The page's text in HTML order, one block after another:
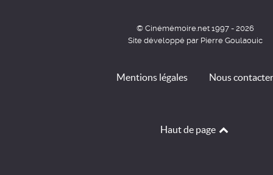
© Cinémémoire.net 1997 - 2026
Site développé par Pierre Goulaouic
Mentions légales Nous contacter
Haut de page